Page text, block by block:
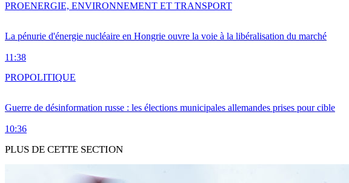
La pénurie d'énergie nucléaire en Hongrie ouvre la voie à la libéralisation du marché
11:38
PROENERGIE, ENVIRONNEMENT ET TRANSPORT
Guerre de désinformation russe : les élections municipales allemandes prises pour cible
10:36
PROPOLITIQUE
PLUS DE CETTE SECTION